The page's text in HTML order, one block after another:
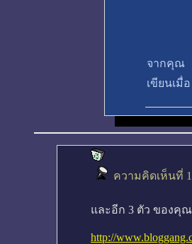
จากคุณ
เขียนเมื่อ
ความคิดเห็นที่ 1
และอีก 3 ตัว ของคุ
http://